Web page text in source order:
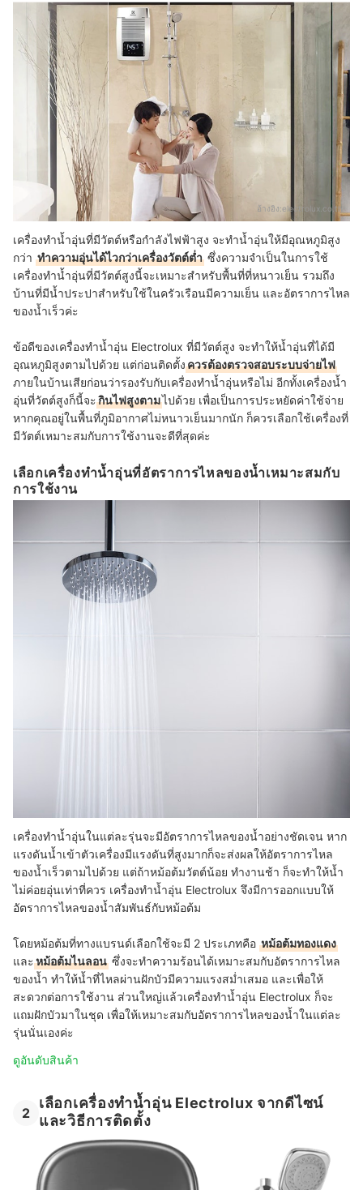
อ้างอิง:electrolux.co.th
เครื่องทำน้ำอุ่นที่มีวัตต์หรือกำลังไฟฟ้าสูง จะทำน้ำอุ่นให้มีอุณหภูมิสูง
กว่า ทำความอุ่นได้ไวกว่าเครื่องวัตต์ต่ำ ซึ่งความจำเป็นในการใช้
เครื่องทำน้ำอุ่นที่มีวัตต์สูงนี้จะเหมาะสำหรับพื้นที่ที่หนาวเย็น รวมถึง
บ้านที่มีน้ำประปาสำหรับใช้ในครัวเรือนมีความเย็น และอัตราการไหล
ของน้ำเร็วค่ะ
ข้อดีของเครื่องทำน้ำอุ่น Electrolux ที่มีวัตต์สูง จะทำให้น้ำอุ่นที่ได้มี
อุณหภูมิสูงตามไปด้วย แต่ก่อนติดตั้งควรต้องตรวจสอบระบบจ่ายไฟ
ภายในบ้านเสียก่อนว่ารองรับกับเครื่องทำน้ำอุ่นหรือไม่ อีกทั้งเครื่องน้ำ
อุ่นที่วัตต์สูงก็นี้จะกินไฟสูงตามไปด้วย เพื่อเป็นการประหยัดค่าใช้จ่าย
หากคุณอยู่ในพื้นที่ภูมิอากาศไม่หนาวเย็นมากนัก ก็ควรเลือกใช้เครื่องที่
มีวัตต์เหมาะสมกับการใช้งานจะดีที่สุดค่ะ
เลือกเครื่องทำน้ำอุ่นที่อัตราการไหลของน้ำเหมาะสมกับ
การใช้งาน
เครื่องทำน้ำอุ่นในแต่ละรุ่นจะมีอัตราการไหลของน้ำอย่างชัดเจน หาก
แรงดันน้ำเข้าตัวเครื่องมีแรงดันที่สูงมากก็จะส่งผลให้อัตราการไหล
ของน้ำเร็วตามไปด้วย แต่ถ้าหม้อต้มวัตต์น้อย ทำงานช้า ก็จะทำให้น้ำ
ไม่ค่อยอุ่นเท่าที่ควร เครื่องทำน้ำอุ่น Electrolux จึงมีการออกแบบให้
อัตราการไหลของน้ำสัมพันธ์กับหม้อต้ม
โดยหม้อต้มที่ทางแบรนด์เลือกใช้จะมี 2 ประเภทคือ หม้อต้มทองแดง
และหม้อต้มไนลอน ซึ่งจะทำความร้อนได้เหมาะสมกับอัตราการไหล
ของน้ำ ทำให้น้ำที่ไหลผ่านฝักบัวมีความแรงสม่ำเสมอ และเพื่อให้
สะดวกต่อการใช้งาน ส่วนใหญ่แล้วเครื่องทำน้ำอุ่น Electrolux ก็จะ
แถมฝักบัวมาในชุด เพื่อให้เหมาะสมกับอัตราการไหลของน้ำในแต่ละ
รุ่นนั่นเองค่ะ
ดูอันดับสินค้า
2
เลือกเครื่องทำน้ำอุ่น Electrolux จากดีไซน์
และวิธีการติดตั้ง